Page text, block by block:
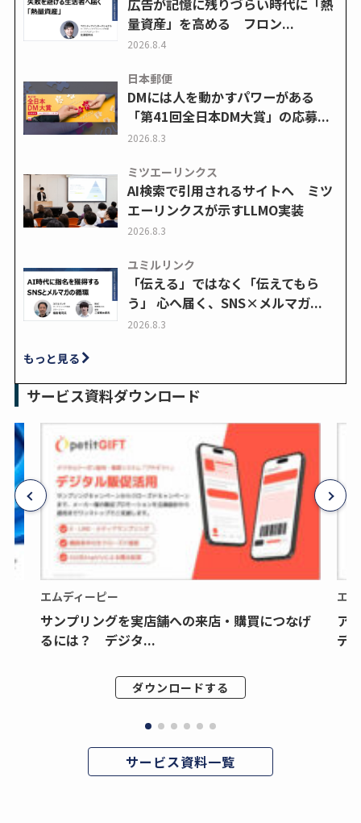
量資産」を高める フロン...
2026.8.4
日本郵便
DMには人を動かすパワーがある
「第41回全日本DM大賞」の応募...
2026.8.3
ミツエーリンクス
AI検索で引用されるサイトへ ミツ
エーリンクスが示すLLMO実装
2026.8.3
ユミルリンク
「伝える」ではなく「伝えてもら
う」 心へ届く、SNS×メルマガ...
2026.8.3
もっと見る
サービス資料ダウンロード
エムディーピー
サンプリングを実店舗への来店・購買につなげ
るには？ デジタ...
ダウンロードする
エ
ア
デ
サービス資料一覧